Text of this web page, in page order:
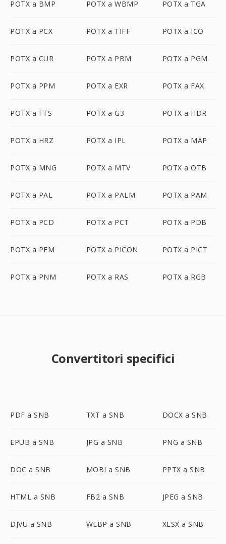
POTX a BMP POTX a WBMP POTX a TGA
POTX a PCX POTX a TIFF POTX a ICO
POTX a CUR POTX a PBM POTX a PGM
POTX a PPM POTX a EXR POTX a FAX
POTX a FTS POTX a G3 POTX a HDR
POTX a HRZ POTX a IPL POTX a MAP
POTX a MNG POTX a MTV POTX a OTB
POTX a PAL POTX a PALM POTX a PAM
POTX a PCD POTX a PCT POTX a PDB
POTX a PFM POTX a PICON POTX a PICT
POTX a PNM POTX a RAS POTX a RGB
Convertitori specifici
PDF a SNB TXT a SNB DOCX a SNB
EPUB a SNB JPG a SNB PNG a SNB
DOC a SNB MOBI a SNB PPTX a SNB
HTML a SNB FB2 a SNB JPEG a SNB
DJVU a SNB WEBP a SNB XLSX a SNB